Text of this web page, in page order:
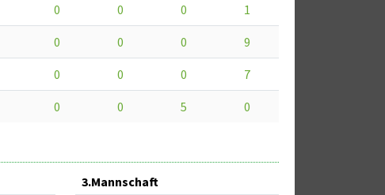
0 0 0 1
0 0 0 9
0 0 0 7
0 0 5 0
3.Mannschaft